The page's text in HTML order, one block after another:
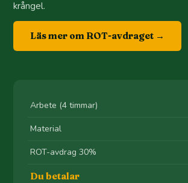
krångel.
Läs mer om ROT-avdraget →
Arbete (4 timmar)
Material
ROT-avdrag 30%
Du betalar